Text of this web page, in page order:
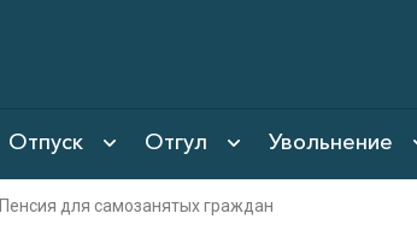
Отпуск Отгул Увольнение
Пенсия для самозанятых граждан